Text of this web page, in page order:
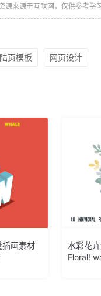
源来源于互联网，仅供参考学
页模板 网页设计
插画素材
水彩花
Floral!